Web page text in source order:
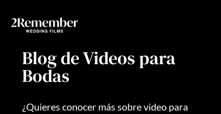
Blog de Videos para
Bodas
¿Quieres conocer más sobre video para